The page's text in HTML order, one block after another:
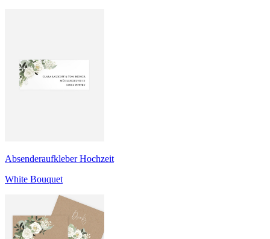
Absenderaufkleber Hochzeit
White Bouquet